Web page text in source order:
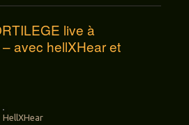
live à
avec hellXHear et
HellXHear